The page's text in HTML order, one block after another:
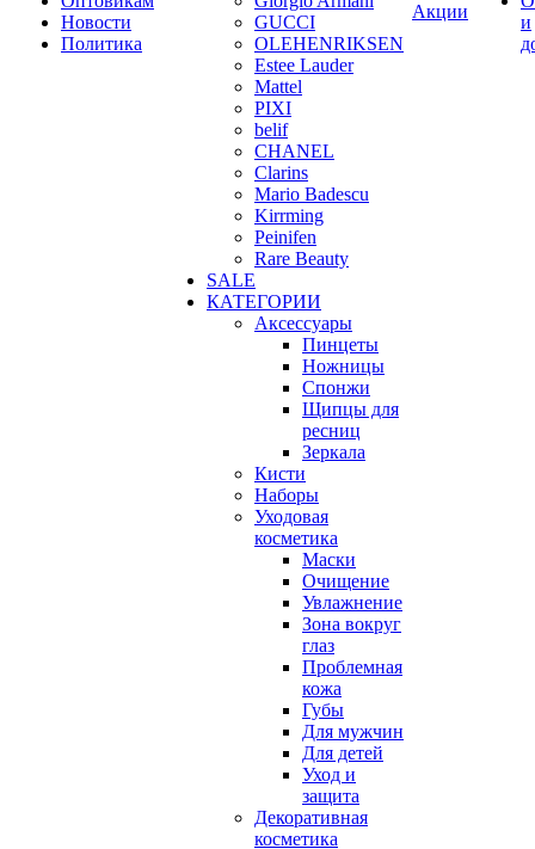
Новости
Политика
GUCCI
OLEHENRIKSEN
Estee Lauder
Mattel
PIXI
belif
CHANEL
Clarins
Mario Badescu
Kirrming
Peinifen
Rare Beauty
SALE
КАТЕГОРИИ
Аксессуары
Пинцеты
Ножницы
Спонжи
Щипцы для
ресниц
Зеркала
Кисти
Наборы
Уходовая
косметика
Маски
Очищение
Увлажнение
Зона вокруг
глаз
Проблемная
кожа
Губы
Для мужчин
Для детей
Уход и
защита
Декоративная
косметика
Акции
и